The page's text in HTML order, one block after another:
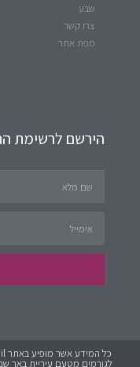
שבע
צרו קשר
מפת אתר
הירשם לרשימת
לגורמים מטעם עיריית באר